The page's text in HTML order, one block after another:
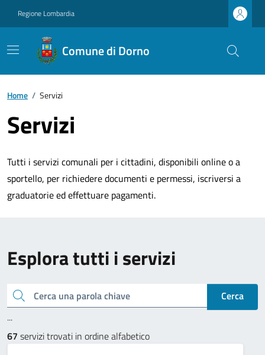
Regione Lombardia
Comune di Dorno
Home / Servizi
Servizi
Tutti i servizi comunali per i cittadini, disponibili online o a
sportello, per richiedere documenti e permessi, iscriversi a
graduatorie ed effettuare pagamenti.
Esplora tutti i servizi
Cerca una parola chiave
Cerca
...
67 servizi trovati in ordine alfabetico